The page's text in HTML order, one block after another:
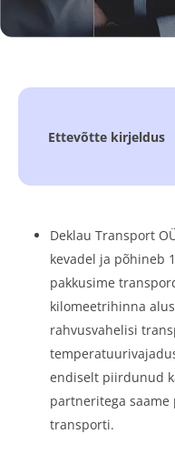
Ettevõtte kirjeldus
Deklau Transport
kevadel ja põhineb
pakkusime
kilomeetrihinna
rahvusvahelisi
endiselt piirdunud
partneritega saame
transporti.